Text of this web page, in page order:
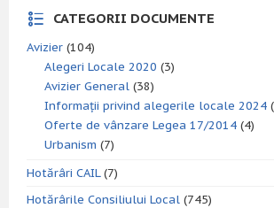
CATEGORII DOCUMENTE
Avizier (104)
Alegeri Locale 2020 (3)
Avizier General (38)
Informații privind alegerile locale 2024
Oferte de vânzare Legea 17/2014 (4)
Urbanism (7)
Hotărâri CAIL(7)
Hotărârile Consiliului Local (745)